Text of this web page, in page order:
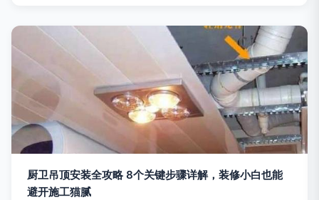
厨卫吊顶安装全攻略 8个关键步骤详解，装修小白也能
避开施工猫腻